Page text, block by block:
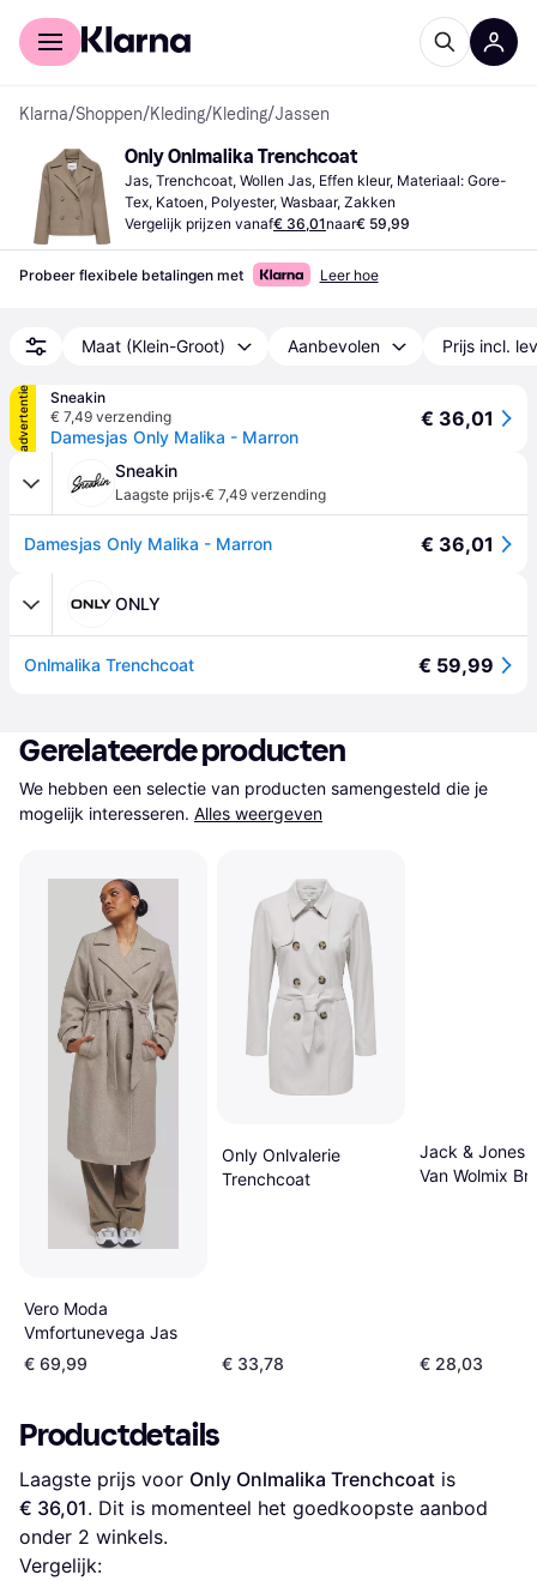
Voor shoppers
Klarna/Shoppen/Kleding/Kleding/Jassen
Only Onlmalika Trenchcoat
Jas, Trenchcoat, Wollen Jas, Effen kleur, Materiaal: Gore-
Tex, Katoen, Polyester, Wasbaar, Zakken
Vergelijk prijzen vanaf€ 36,01naar€ 59,99
Probeer flexibele betalingen met Leer hoe
Maat (Klein-Groot) Aanbevolen Prijs incl.
advertentie
Sneakin
€ 7,49 verzending
Damesjas Only Malika - Marron
€ 36,01
Sneakin
Laagste prijs·€ 7,49 verzending
Damesjas Only Malika - Marron € 36,01
ONLY
Onlmalika Trenchcoat € 59,99
Gerelateerde producten
We hebben een selectie van producten samengesteld die je
mogelijk interesseren. Alles weergeven
Vero Moda
Vmfortunevega Jas
€ 69,99
Only Onlvalerie
Trenchcoat
€ 33,78
Jack & Jones
Van Wolmix
€ 28,03
Productdetails
Laagste prijs voor Only Onlmalika Trenchcoat
€ 36,01. Dit is momenteel het goedkoopste aanbod
onder 2 winkels.
Vergelijk: